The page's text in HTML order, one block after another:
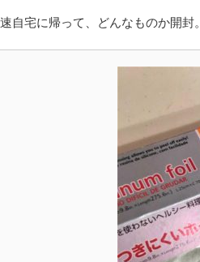
自宅に帰って、どんなものか開封。